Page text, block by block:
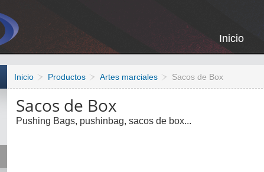
Inicio
Inicio Productos Artes marciales Sacos de Box
Sacos de Box
Pushing Bags, pushinbag, sacos de box...